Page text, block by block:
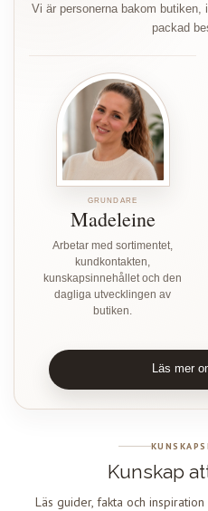
Vi är personerna bakom
packad
GRUNDARE
Madeleine
Arbetar med sortimentet,
kundkontakten,
kunskapsinnehållet och den
dagliga utvecklingen av
butiken.
Läs mer
Kunskap
Läs guider, fakta och